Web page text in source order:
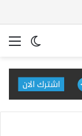
الوضع